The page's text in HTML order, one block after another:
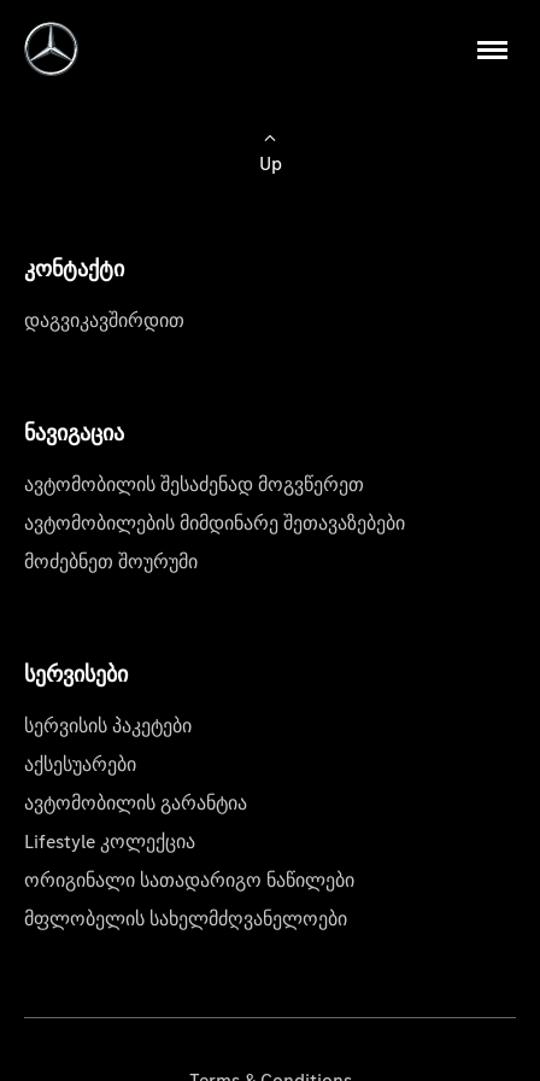
Up
კონტაქტი
დაგვიკავშირდით
ნავიგაცია
ავტომობილის შესაძენად მოგვწერეთ
ავტომობილების მიმდინარე შეთავაზებები
მოძებნეთ შოურუმი
სერვისები
სერვისის პაკეტები
აქსესუარები
ავტომობილის გარანტია
Lifestyle კოლექცია
ორიგინალი სათადარიგო ნაწილები
მფლობელის სახელმძღვანელოები